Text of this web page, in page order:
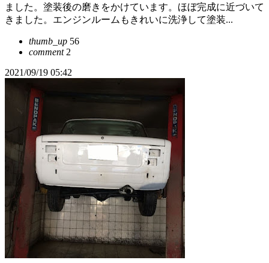
ました。塗装後の磨きをかけています。ほぼ完成に近づいて
きました。エンジンルームもきれいに洗浄して塗装...
thumb_up 56
comment2
2021/09/19 05:42